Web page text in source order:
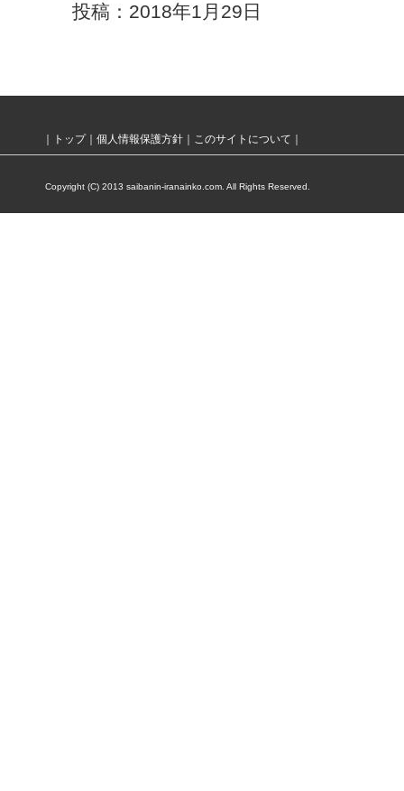
投稿：2018年1月29日
トップ｜ 個人情報保護方針 このサイトについて
Copyright (C) 2013 saibanin-iranainko.com. All Rights Reserved.